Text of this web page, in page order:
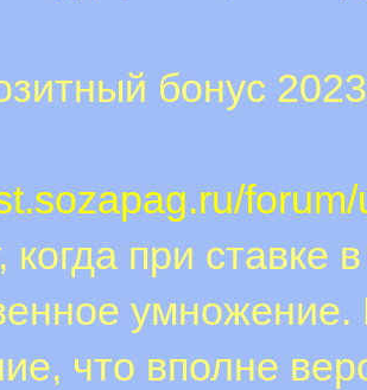
бонус
когда при ставке
что вполне